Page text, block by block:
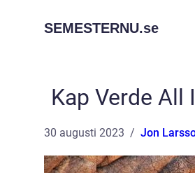
SEMESTERNU.se
Kap Verde All
30 augusti 2023 Jon